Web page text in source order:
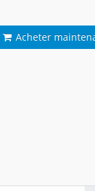
Acheter